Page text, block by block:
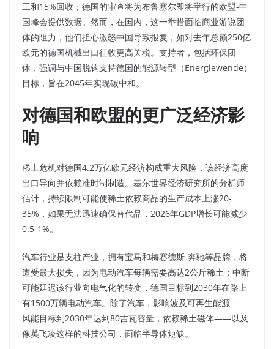
工和15%回收；德国的审查将为布鲁塞尔即将举行的欧盟-中
国峰会提供数据。然而，在国内，这一举措面临商业游说团
体的阻力，他们担心激怒中国导致报复，如对去年总额250亿
欧元的德国机械出口征收更高关税。支持者，包括环保团
体，强调与中国脱钩支持德国的能源转型（Energiewende）
目标，旨在2045年实现碳中和。
对德国和欧盟的更广泛经济影
响
稀土危机对德国4.2万亿欧元经济构成重大风险，该经济高度
出口导向并依赖准时制制造。基尔世界经济研究所的分析师
估计，持续限制可能使稀土依赖商品的生产成本上涨20-
35%，如果无法迅速确保替代品，2026年GDP增长可能减少
0.5-1%。
汽车行业是支柱产业，拥有宝马和梅赛德斯-奔驰等品牌，将
遭受最大损失，因为电动汽车每辆需要高达2公斤稀土；中断
可能延迟该行业向电气化的转变，德国目标到2030年在路上
有1500万辆电动汽车。除了汽车，影响波及可再生能源——
风能目标到2030年达到80吉瓦容量，依赖稀土磁体——以及
像英飞凌这样的科技公司，面临半导体短缺。